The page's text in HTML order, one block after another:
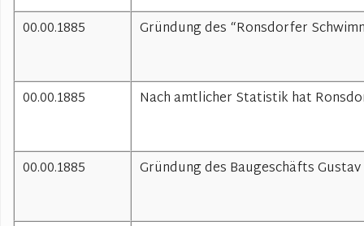
00.00.1885 Gründung des “Ronsdorfer
00.00.1885 Nach amtlicher Statistik hat
00.00.1885 Gründung des Baugeschäfts